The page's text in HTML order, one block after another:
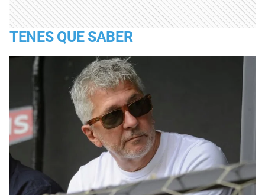
TENES QUE SABER